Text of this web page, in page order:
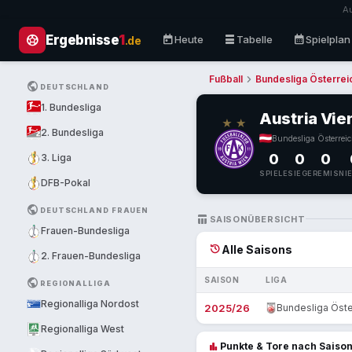
sports_soccer Ergebnisse1.de todayHeute table_rows Tabelle calendar_monthSpielplan
PUBLIC DEUTSCHLAND
1. Bundesliga
2. Bundesliga
3. Liga
DFB-Pokal
PUBLIC DEUTSCHLAND FRAUEN
Frauen-Bundesliga
2. Frauen-Bundesliga
PUBLIC REGIONALLIGA
Regionalliga Nordost
Regionalliga West
Fußball chevron_right Bundesliga
Austria
Bundesliga
0
SPIELE
0
SIEGE
0
REMIS
TABLE_CHART SAISONÜBERSICHT
historyAlle Saisons
SAISON LIGA
2025/26 Bundesliga
bar_chart Punkte & Tore nach Saison